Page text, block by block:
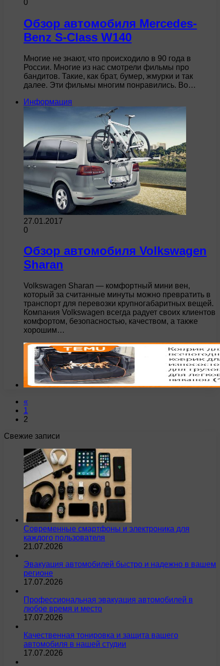
0
Обзор автомобиля Mercedes-
Benz S-Class W140
Многие не знают, что происходило в 90 года в
России. Многие из нас смотрели фильмы про
бандитов. Такие, как брат, бумер, жмурки и так
далее. Эти фильмы многим понравились. Во…
Информация
27.01.2017
0
Обзор автомобиля Volkswagen
Sharan
Volkswagen Sharan — комфортный мини вен,
который за считанные минуты можно превратить в
транспорт для перевозки крупногабаритных вещей.
Компания Volkswagen всегда радует своих клиентов
комфортом, безопасностью, качеством, а также
хорошим…
«
1
2
Свежие записи
Современные смартфоны и электроника для
каждого пользователя
21.07.2026
Эвакуация автомобилей быстро и надежно в вашем
регионе
17.07.2026
Профессиональная эвакуация автомобилей в
любое время и место
17.07.2026
Качественная тонировка и защита вашего
автомобиля в нашей студии
17.07.2026